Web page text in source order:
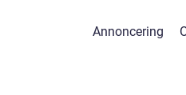
Annoncering